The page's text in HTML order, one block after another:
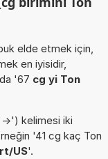
elde etmek için,
en iyisidir,
'67 cg yi Ton
kelimesi iki
'41 cg kaç Ton
US'.